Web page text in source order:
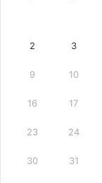
2 3
9 10
16 17
23 24
30 31